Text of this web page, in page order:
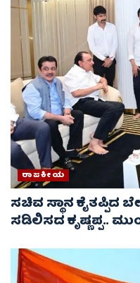
ರಾಜಕೀಯ
ಸಚಿವ ಸ್ಥಾನ ಕೈತಪ್ಪಿದ
ಸಡಿಲಿಸದ ಕೃಷ್ಣಪ್ಪ..